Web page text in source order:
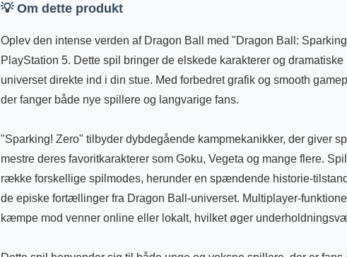
💡 Om dette produkt
Oplev den intense verden af Dragon Ball med "Dragon Ball:
PlayStation 5. Dette spil bringer de elskede karakterer og dramatiske
universet direkte ind i din stue. Med forbedret grafik og smooth
der fanger både nye spillere og langvarige fans.
"Sparking! Zero" tilbyder dybdegående kampmekanikker, der giver
mestre deres favoritkarakterer som Goku, Vegeta og mange flere.
række forskellige spilmodes, herunder en spændende historie-
de episke fortællinger fra Dragon Ball-universet. Multiplayer-
kæmpe mod venner online eller lokalt, hvilket øger